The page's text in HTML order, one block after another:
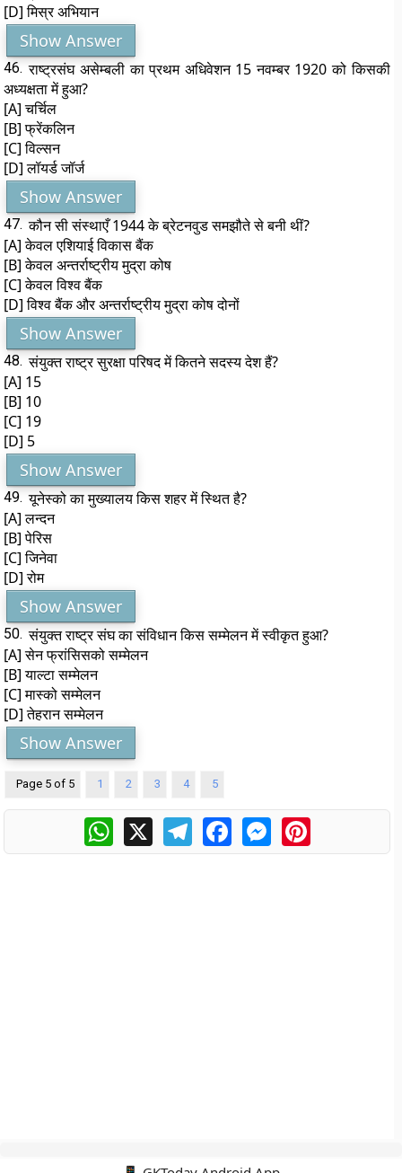
[D] मिस्र अभियान
Show Answer
46. राष्ट्रसंघ असेम्बली का प्रथम अधिवेशन 15 नवम्बर 1920 को किसकी
अध्यक्षता में हुआ?
[A] चर्चिल
[B] फ्रेंकलिन
[C] विल्सन
[D] लॉयर्ड जॉर्ज
Show Answer
47. कौन सी संस्थाएँ 1944 के ब्रेटनवुड समझौते से बनी थीं?
[A] केवल एशियाई विकास बैंक
[B] केवल अन्तर्राष्ट्रीय मुद्रा कोष
[C] केवल विश्व बैंक
[D] विश्व बैंक और अन्तर्राष्ट्रीय मुद्रा कोष दोनों
Show Answer
48. संयुक्त राष्ट्र सुरक्षा परिषद में कितने सदस्य देश हैं?
[A] 15
[B] 10
[C] 19
[D] 5
Show Answer
49. यूनेस्को का मुख्यालय किस शहर में स्थित है?
[A] लन्दन
[B] पेरिस
[C] जिनेवा
[D] रोम
Show Answer
50. संयुक्त राष्ट्र संघ का संविधान किस सम्मेलन में स्वीकृत हुआ?
[A] सेन फ्रांसिसको सम्मेलन
[B] याल्टा सम्मेलन
[C] मास्को सम्मेलन
[D] तेहरान सम्मेलन
Show Answer
Page 5 of 5 1 2 3 4 5
WhatsApp
X TelegramFacebookMessengerPinterest